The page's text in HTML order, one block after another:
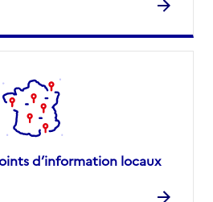
d’information locaux